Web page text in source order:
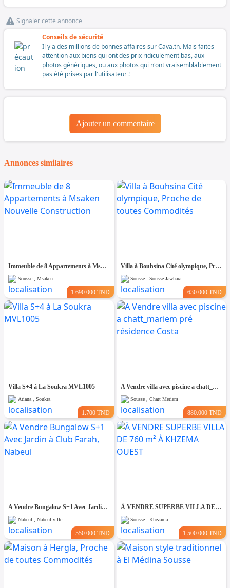
Signaler cette annonce
Conseils de sécurité
Il y a des millions de bonnes affaires sur Cava.tn. Mais faites
attention aux biens qui ont des prix ridiculement bas, aux
photos génériques, ou aux photos qui n'ont vraisemblablement
pas été prises par l'utilisateur !
Ajouter un commentaire
Annonces similaires
Immeuble de 8 Appartements à Msaken Nouvelle Construction
Sousse , Msaken
1.690.000 TND
Villa à Bouhsina Cité olympique, Proche de toutes Commodités
Sousse , Sousse Jawhara
630.000 TND
Villa S+4 à La Soukra MVL1005
Ariana , Soukra
1.700 TND
A Vendre villa avec piscine a chatt_mariem pré résidence Costa
Sousse , Chatt Meriem
880.000 TND
A Vendre Bungalow S+1 Avec Jardin à Club Farah, Nabeul
Nabeul , Nabeul ville
550.000 TND
À VENDRE SUPERBE VILLA DE 760 m² À KHZEMA OUEST
Sousse , Khezama
1.500.000 TND